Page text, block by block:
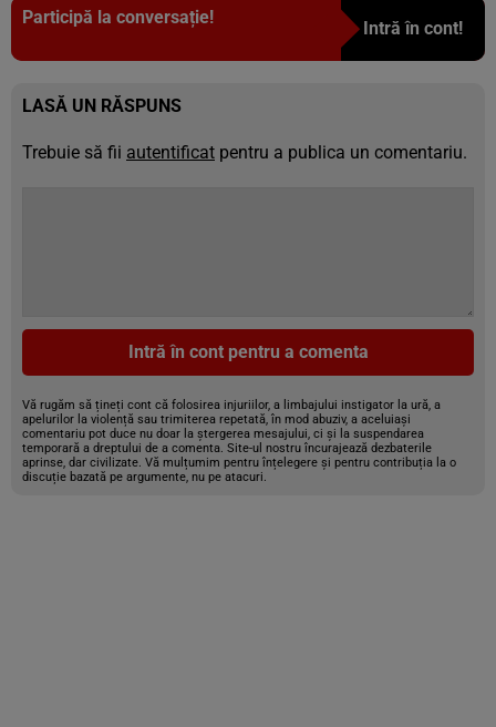
Participă la conversație!
Intră în cont!
LASĂ UN RĂSPUNS
Trebuie să fii autentificat pentru a publica un comentariu.
Intră în cont pentru a comenta
Vă rugăm să țineți cont că folosirea injuriilor, a limbajului instigator la ură, a
apelurilor la violență sau trimiterea repetată, în mod abuziv, a aceluiași
comentariu pot duce nu doar la ștergerea mesajului, ci și la suspendarea
temporară a dreptului de a comenta. Site-ul nostru încurajează dezbaterile
aprinse, dar civilizate. Vă mulțumim pentru înțelegere și pentru contribuția la o
discuție bazată pe argumente, nu pe atacuri.